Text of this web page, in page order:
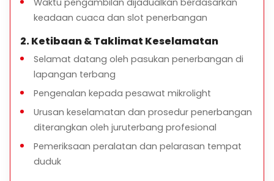
Waktu pengambilan dijadualkan berdasarkan
keadaan cuaca dan slot penerbangan
2. Ketibaan & Taklimat Keselamatan
Selamat datang oleh pasukan penerbangan di
lapangan terbang
Pengenalan kepada pesawat mikrolight
Urusan keselamatan dan prosedur penerbangan
diterangkan oleh juruterbang profesional
Pemeriksaan peralatan dan pelarasan tempat
duduk